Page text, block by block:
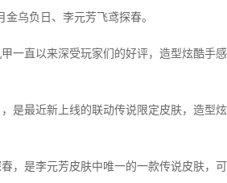
乌负日、李元芳飞鸢探春。
一直以来深受玩家们的好评，造型炫酷手
是最近新上线的联动传说限定皮肤，造型
，是李元芳皮肤中唯一的一款传说皮肤，